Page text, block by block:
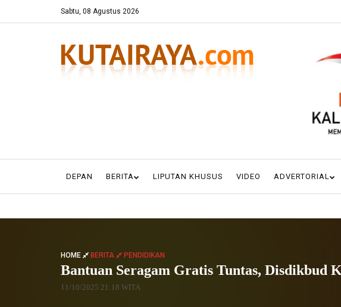
Sabtu, 08 Agustus 2026
DEPAN BERITA LIPUTAN KHUSUS VIDEO ADVERTORIAL
HOME BERITA PENDIDIKAN
Bantuan Seragam Gratis Tuntas, Disdikbud
11/10/2025 21:18 WITA